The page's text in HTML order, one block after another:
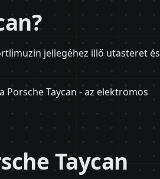
jellegéhez illő utasteret és
Taycan - az elektromos
Taycan